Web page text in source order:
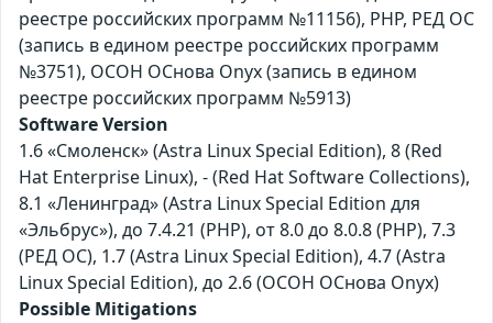
реестре российских программ №11156), PHP, РЕД ОС
(запись в едином реестре российских программ
№3751), ОСОН ОСнова Оnyx (запись в едином
реестре российских программ №5913)
Software Version
1.6 «Смоленск» (Astra Linux Special Edition), 8 (Red
Hat Enterprise Linux), - (Red Hat Software Collections),
8.1 «Ленинград» (Astra Linux Special Edition для
«Эльбрус»), до 7.4.21 (PHP), от 8.0 до 8.0.8 (PHP), 7.3
(РЕД ОС), 1.7 (Astra Linux Special Edition), 4.7 (Astra
Linux Special Edition), до 2.6 (ОСОН ОСнова Оnyx)
Possible Mitigations